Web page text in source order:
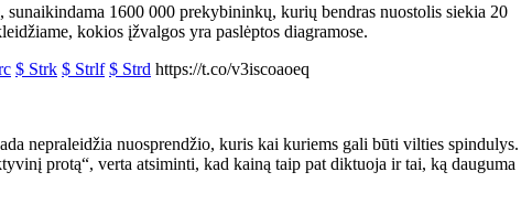
1600 000 prekybininkų, kurių bendras nuostolis siekia 20
kokios įžvalgos yra paslėptos diagramose.
$ Strk $ Strlf $ Strd https://t.co/v3iscoaoeq
nepraleidžia nuosprendžio, kuris kai kuriems gali būti vilties spindulys.
protą“, verta atsiminti, kad kainą taip pat diktuoja ir tai, ką dauguma